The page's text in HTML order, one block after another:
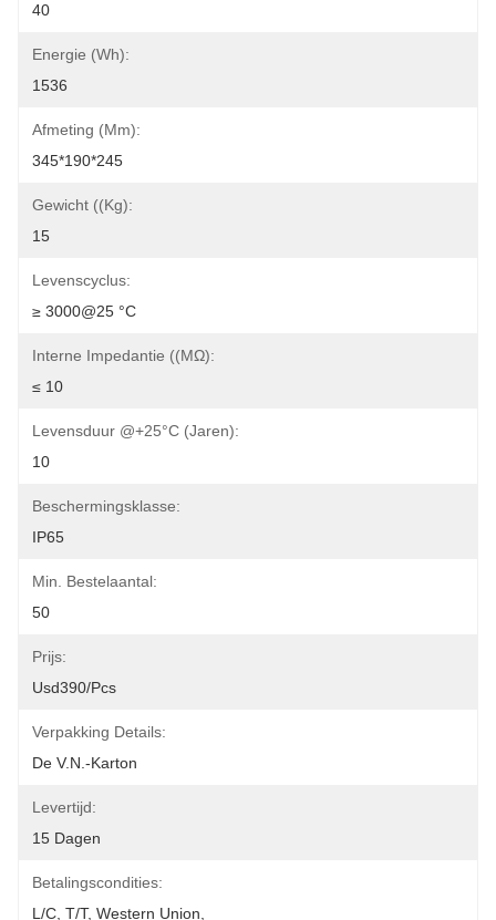
40
Energie (Wh):
1536
Afmeting (mm):
345*190*245
Gewicht ((kg):
15
Levenscyclus:
≥ 3000@25 °C
Interne Impedantie ((mΩ):
≤ 10
Levensduur @+25°C (jaren):
10
Beschermingsklasse:
IP65
Min. Bestelaantal:
50
Prijs:
Usd390/pcs
Verpakking Details:
De V.N.-Karton
Levertijd:
15 Dagen
Betalingscondities:
L/C, T/T, Western Union,